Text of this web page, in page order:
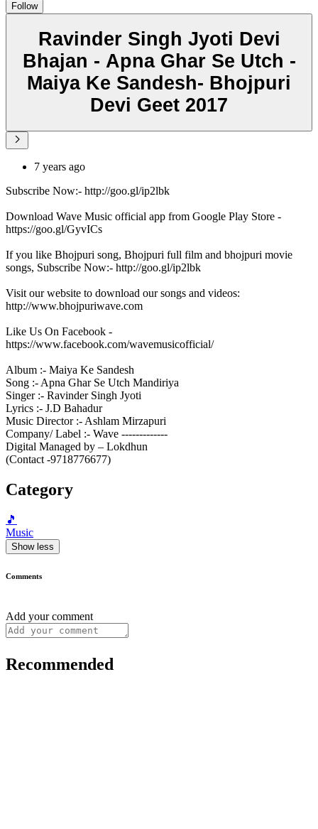
Follow
Ravinder Singh Jyoti Devi
Bhajan - Apna Ghar Se Utch -
Maiya Ke Sandesh- Bhojpuri
Devi Geet 2017
7 years ago
Subscribe Now:- http://goo.gl/ip2lbk
Download Wave Music official app from Google Play Store -
https://goo.gl/GyvICs
If you like Bhojpuri song, Bhojpuri full film and bhojpuri movie
songs, Subscribe Now:- http://goo.gl/ip2lbk
Visit our website to download our songs and videos:
http://www.bhojpuriwave.com
Like Us On Facebook -
https://www.facebook.com/wavemusicofficial/
Album :- Maiya Ke Sandesh
Song :- Apna Ghar Se Utch Mandiriya
Singer :- Ravinder Singh Jyoti
Lyrics :- J.D Bahadur
Music Director :- Ashlam Mirzapuri
Company/ Label :- Wave -------------
Digital Managed by – Lokdhun
(Contact -9718776677)
Category
🎵
Music
Show less
Comments
Add your comment
Recommended